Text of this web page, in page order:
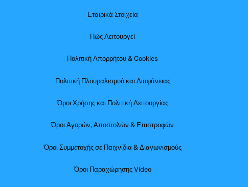
Εταιρικά Στοιχεία
Πώς Λειτουργεί
Πολιτική Απορρήτου & Cookies
Πολιτική Πλουραλισμού και Διαφάνειας
Όροι Χρήσης και Πολιτική Λειτουργίας
Όροι Αγορών, Αποστολών & Επιστροφών
Όροι Συμμετοχής σε Παιχνίδια & Διαγωνισμούς
Όροι Παραχώρησης Video